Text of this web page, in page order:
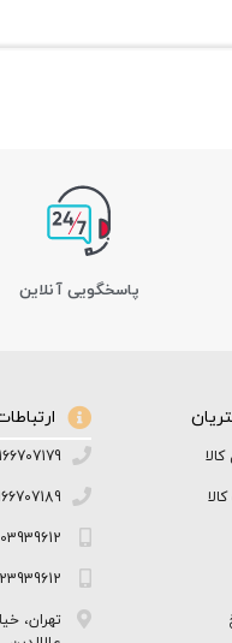
پاسخگویی آنلاین
09123939612
تهران،